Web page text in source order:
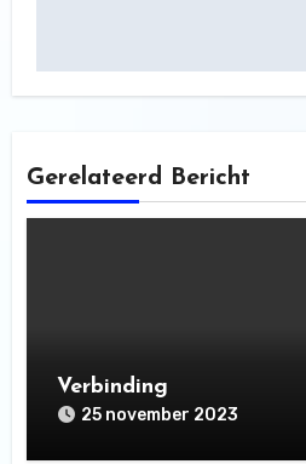
Gerelateerd Bericht
Verbinding
25 november 2023